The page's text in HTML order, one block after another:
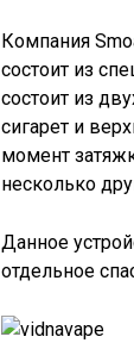
Компания
состоит из
состоит из
сигарет и
момент
несколько
Данное
отдельное